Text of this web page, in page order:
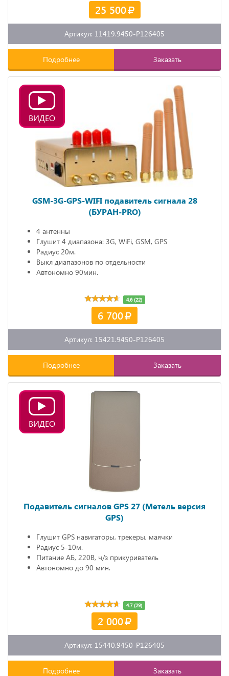
25 500
Артикул: 11419.9450-P126405
Подробнее Заказать
ВИДЕО
GSM-3G-GPS-WIFI подавитель сигнала 28
(БУРАН-PRO)
4 антенны
Глушит 4 диапазона: 3G, WiFi, GSM, GPS
Радиус 20м.
Выкл диапазонов по отдельности
Автономно 90мин.
4.6 (22)
6 700
Артикул: 15421.9450-P126405
Подробнее Заказать
ВИДЕО
Подавитель сигналов GPS 27 (Метель версия
GPS)
Глушит GPS навигаторы, трекеры, маячки
Радиус 5-10м.
Питание АБ, 220В, ч/з прикуриватель
Автономно до 90 мин.
4.7 (29)
2 000
Артикул: 15440.9450-P126405
Подробнее Заказать